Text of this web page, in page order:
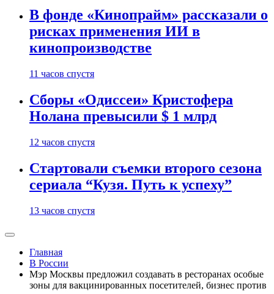
В фонде «Кинопрайм» рассказали о
рисках применения ИИ в
кинопроизводстве
11 часов спустя
Сборы «Одиссеи» Кристофера
Нолана превысили $ 1 млрд
12 часов спустя
Стартовали съемки второго сезона
сериала “Кузя. Путь к успеху”
13 часов спустя
Главная
В России
Мэр Москвы предложил создавать в ресторанах особые
зоны для вакцинированных посетителей, бизнес против